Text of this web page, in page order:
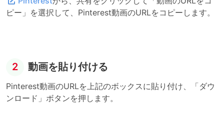
ピー」を選択して、Pinterest動画のURLをコピーします。
2 動画を貼り付ける
Pinterest動画のURLを上記のボックスに貼り付け、「ダウ
ンロード」ボタンを押します。